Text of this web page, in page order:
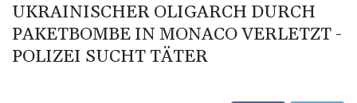
Für zwei Jahre: Salah-Wechsel zu Trabzonspor perfekt
Niedrigwasser: Bilger erwägt Aufhebung von Sonn- und
Feiertagsfahrverbot für Lkw
UKRAINISCHER OLIGARCH DURCH
PAKETBOMBE IN MONACO VERLETZT -
POLIZEI SUCHT TÄTER